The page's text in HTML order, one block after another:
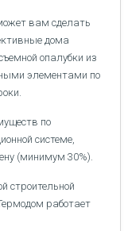
вам сделать
дома
опалубки из
элементами по
по
системе,
(минимум 30%).
строительной
работает